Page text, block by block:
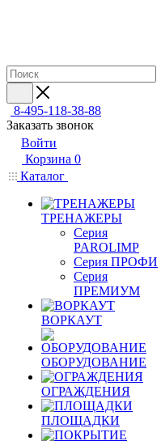
8-495-118-38-88
Заказать звонок
Войти
Корзина 0
Каталог
ТРЕНАЖЕРЫ
Серия
PAROLIMP
Серия ПРОФИ
Серия
ПРЕМИУМ
ВОРКАУТ
ОБОРУДОВАНИЕ
ОГРАЖДЕНИЯ
ПЛОЩАДКИ